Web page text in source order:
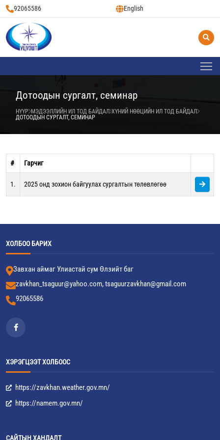
92065586 English
Дотоодын сургалт, семинар
НҮҮР МЭДЭЭЛЛИЙН ИЛ ТОД БАЙДАЛ ХҮНИЙ НӨӨЦИЙН ИЛ ТОД БАЙДАЛ
ДОТООДЫН СУРГАЛТ, СЕМИНАР
# Гарчиг
1. 2025 онд зохион байгуулах сургалтын төлөвлөгөө
ХОЛБОО БАРИХ
Завхан аймаг Улиастай сум Өлзийт баг
zavkhan_tsaguur@yahoo.com, tsaguurzavkhan@gmail.com
92065586
ХЭРЭГЦЭЭТ ХОЛБООС
https://zavkhan.weather.gov.mn/
https://namem.gov.mn/
САЙТЫН ХАНДАЛТ